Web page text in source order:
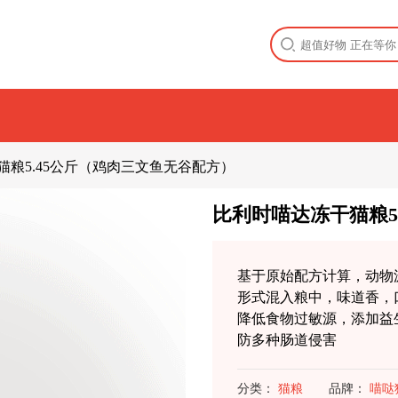
粮5.45公斤（鸡肉三文鱼无谷配方）
比利时喵达冻干猫粮
基于原始配方计算，动
形式混入粮中，味道香
降低食物过敏源，添加
防多种肠道侵害
分类： 猫粮 品牌： 喵哒